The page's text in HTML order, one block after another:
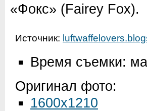
«Фокс» (Fairey Fox).
Источник:
Время съемки:
Оригинал фото:
1600x1210